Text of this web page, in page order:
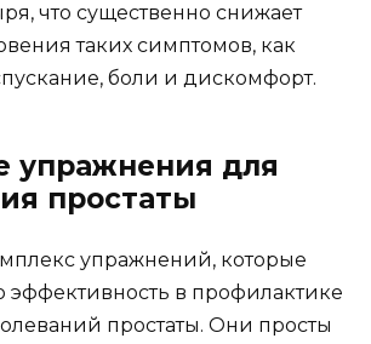
что существенно снижает
таких симптомов, как
боли и дискомфорт.
упражнения для
простаты
упражнений, которые
эффективность в профилактике
простаты. Они просты